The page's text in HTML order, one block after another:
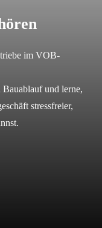
im VOB-
und lerne,
stressfreier,